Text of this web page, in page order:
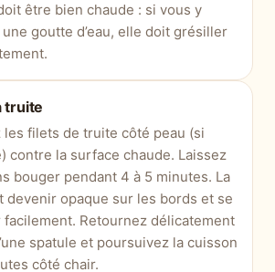
être bien chaude : si vous y
goutte d’eau, elle doit grésiller
truite
les filets de truite côté peau (si
contre la surface chaude. Laissez
bouger pendant 4 à 5 minutes. La
devenir opaque sur les bords et se
facilement. Retournez délicatement
spatule et poursuivez la cuisson
côté chair.